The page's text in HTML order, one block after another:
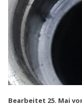
Bearbeitet 25. Mai